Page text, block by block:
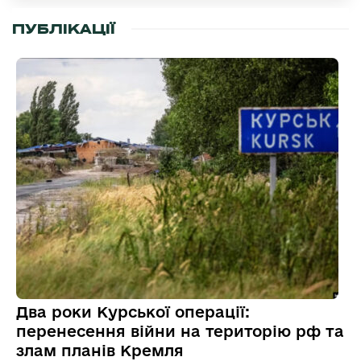
ПУБЛІКАЦІЇ
Два роки Курської операції:
перенесення війни на територію рф та
злам планів Кремля